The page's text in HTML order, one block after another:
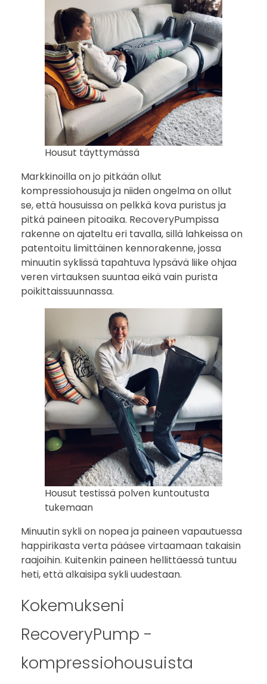
Housut täyttymässä
Markkinoilla on jo pitkään ollut
kompressiohousuja ja niiden ongelma on ollut
se, että housuissa on pelkkä kova puristus ja
pitkä paineen pitoaika. RecoveryPumpissa
rakenne on ajateltu eri tavalla, sillä lahkeissa on
patentoitu limittäinen kennorakenne, jossa
minuutin syklissä tapahtuva lypsävä liike ohjaa
veren virtauksen suuntaa eikä vain purista
poikittaissuunnassa.
Housut testissä polven kuntoutusta
tukemaan
Minuutin sykli on nopea ja paineen vapautuessa
happirikasta verta pääsee virtaamaan takaisin
raajoihin. Kuitenkin paineen hellittäessä tuntuu
heti, että alkaisipa sykli uudestaan.
Kokemukseni
RecoveryPump -
kompressiohousuista